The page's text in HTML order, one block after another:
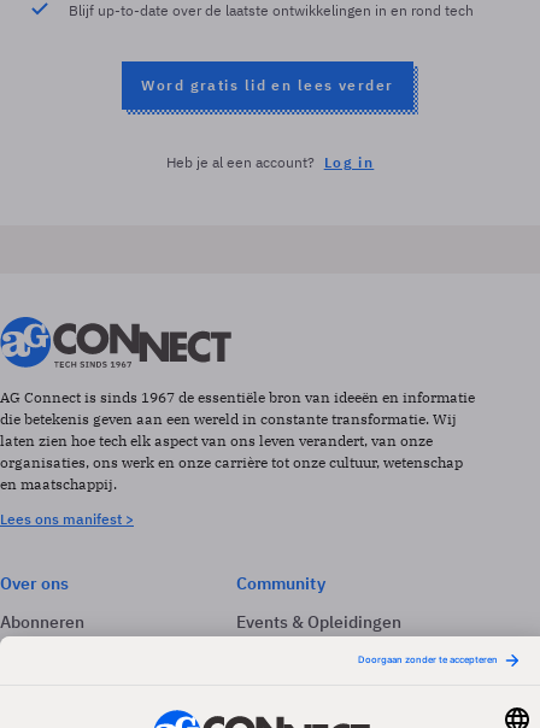
Blijf up-to-date over de laatste ontwikkelingen in en rond tech
Word gratis lid en lees verder
Heb je al een account? Log in
AG Connect is sinds 1967 de essentiële bron van ideeën en informatie
die betekenis geven aan een wereld in constante transformatie. Wij
laten zien hoe tech elk aspect van ons leven verandert, van onze
organisaties, ons werk en onze carrière tot onze cultuur, wetenschap
en maatschappij.
Lees ons manifest >
Over ons
Abonneren
Adverteren
Community
Events & Opleidingen